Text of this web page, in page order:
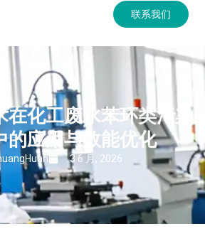
联系我们
在化工废水苯环类污染
的应用与效能优化
3 6 月, 2026